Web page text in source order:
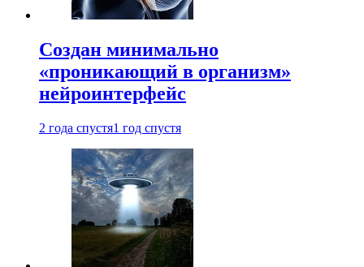
Создан минимально
«проникающий в организм»
нейроинтерфейс
2 года спустя1 год спустя